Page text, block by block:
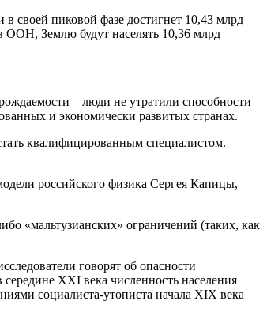
своей пиковой фазе достигнет 10,43 млрд
ООН, Землю будут населять 10,36 млрд
– люди не утратили способности
и экономически развитых странах.
квалифицированным специалистом.
российского физика Сергея Капицы,
«мальтузианских» ограничений (таких, как
говорят об опасности
XXI века численность населения
социалиста-утописта начала XIX века